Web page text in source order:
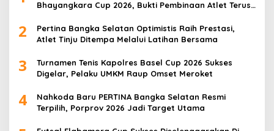
Bhayangkara Cup 2026, Bukti Pembinaan Atlet Terus
2
Pertina Bangka Selatan Optimistis Raih Prestasi,
Atlet Tinju Ditempa Melalui Latihan Bersama
3
Turnamen Tenis Kapolres Basel Cup 2026 Sukses
Digelar, Pelaku UMKM Raup Omset Meroket
4
Nahkoda Baru PERTINA Bangka Selatan Resmi
Terpilih, Porprov 2026 Jadi Target Utama